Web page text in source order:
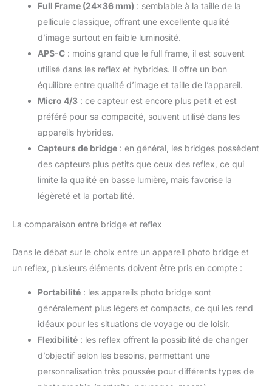
Full Frame (24×36 mm) : semblable à la taille de la
pellicule classique, offrant une excellente qualité
d’image surtout en faible luminosité.
APS-C : moins grand que le full frame, il est souvent
utilisé dans les reflex et hybrides. Il offre un bon
équilibre entre qualité d’image et taille de l’appareil.
Micro 4/3 : ce capteur est encore plus petit et est
préféré pour sa compacité, souvent utilisé dans les
appareils hybrides.
Capteurs de bridge : en général, les bridges possèdent
des capteurs plus petits que ceux des reflex, ce qui
limite la qualité en basse lumière, mais favorise la
légèreté et la portabilité.
La comparaison entre bridge et reflex
Dans le débat sur le choix entre un appareil photo bridge et
un reflex, plusieurs éléments doivent être pris en compte :
Portabilité : les appareils photo bridge sont
généralement plus légers et compacts, ce qui les rend
idéaux pour les situations de voyage ou de loisir.
Flexibilité : les reflex offrent la possibilité de changer
d’objectif selon les besoins, permettant une
personnalisation très poussée pour différents types de